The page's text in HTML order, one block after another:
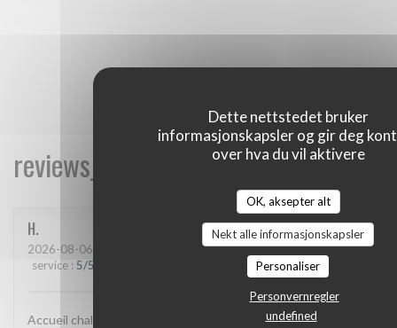
Dette nettstedet bruker
informasjonskapsler og gir deg
over hva du vil aktivere
OK, aksepter alt
Nekt alle informasjonskapsler
Personaliser
Personvernregler
undefined
H
2026-08-06
service : 5/5 quality_price:5
Accueil chaleureux et excellent repas